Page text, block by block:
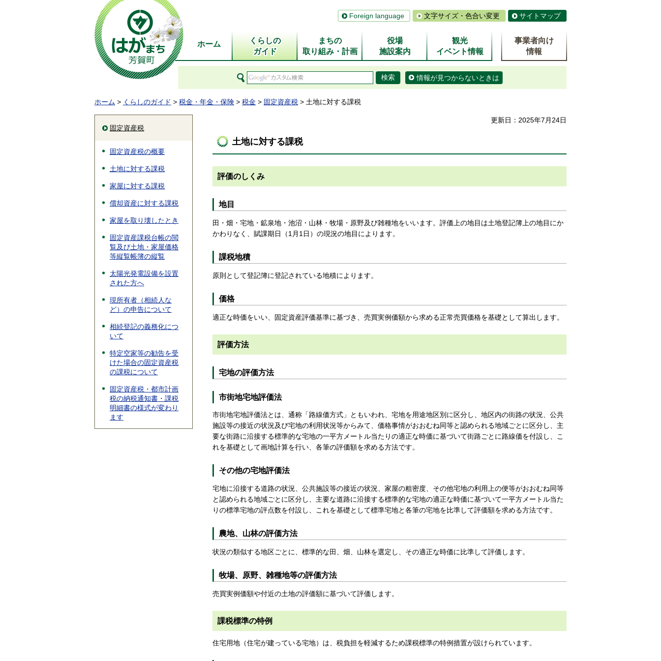
Foreign language 文字サイズ・色合い変更 サイトマップ
ホーム
くらしの
ガイド
まちの
取り組み・計画
役場
施設案内
観光
イベント情報
事業者向け
情報
情報が見つからないときは
ホーム > くらしのガイド > 税金・年金・保険 > 税金 > 固定資産税 > 土地に対する課税
固定資産税
固定資産税の概要
土地に対する課税
家屋に対する課税
償却資産に対する課税
家屋を取り壊したとき
固定資産課税台帳の閲
覧及び土地・家屋価格
等縦覧帳簿の縦覧
太陽光発電設備を設置
された方へ
現所有者（相続人な
ど）の申告について
相続登記の義務化につ
いて
特定空家等の勧告を受
けた場合の固定資産税
の課税について
固定資産税・都市計画
税の納税通知書・課税
明細書の様式が変わり
ます
更新日：2025年7月24日
土地に対する課税
評価のしくみ
地目
田・畑・宅地・鉱泉地・池沼・山林・牧場・原野及び雑種地をいいます。評価上の地目は土地登記簿上の地目にか
かわりなく、賦課期日（1月1日）の現況の地目によります。
課税地積
原則として登記簿に登記されている地積によります。
価格
適正な時価をいい、固定資産評価基準に基づき、売買実例価額から求める正常売買価格を基礎として算出します。
評価方法
宅地の評価方法
市街地宅地評価法
市街地宅地評価法とは、通称「路線価方式」ともいわれ、宅地を用途地区別に区分し、地区内の街路の状況、公共
施設等の接近の状況及び宅地の利用状況等からみて、価格事情がおおむね同等と認められる地域ごとに区分し、主
要な街路に沿接する標準的な宅地の一平方メートル当たりの適正な時価に基づいて街路ごとに路線価を付設し、こ
れを基礎として画地計算を行い、各筆の評価額を求める方法です。
その他の宅地評価法
宅地に沿接する道路の状況、公共施設等の接近の状況、家屋の粗密度、その他宅地の利用上の便等がおおむね同等
と認められる地域ごとに区分し、主要な道路に沿接する標準的な宅地の適正な時価に基づいて一平方メートル当た
りの標準宅地の評点数を付設し、これを基礎として標準宅地と各筆の宅地を比準して評価額を求める方法です。
農地、山林の評価方法
状況の類似する地区ごとに、標準的な田、畑、山林を選定し、その適正な時価に比準して評価します。
牧場、原野、雑種地等の評価方法
売買実例価額や付近の土地の評価額に基づいて評価します。
課税標準の特例
住宅用地（住宅が建っている宅地）は、税負担を軽減するため課税標準の特例措置が設けられています。